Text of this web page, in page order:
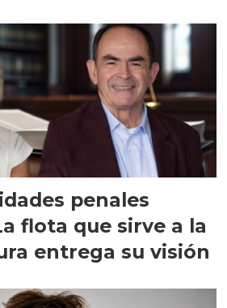
penales
flota que sirve a la
entrega su visión